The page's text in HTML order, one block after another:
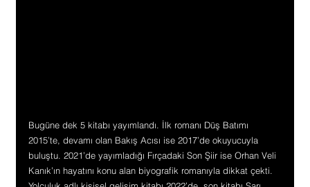
Bugüne dek 5 kitabı yayımlandı. İlk romanı Düş Batımı
2015’te, devamı olan Bakış Acısı ise 2017’de okuyucuyla
buluştu. 2021’de yayımladığı Fırçadaki Son Şiir ise Orhan Veli
Kanık’ın hayatını konu alan biyografik romanıyla dikkat çekti.